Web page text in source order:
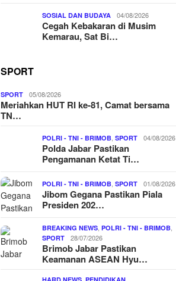
SOSIAL DAN BUDAYA 04/08/2026
Cegah Kebakaran di Musim
Kemarau, Sat Bi…
SPORT
SPORT 05/08/2026
Meriahkan HUT RI ke-81, Camat bersama
TN…
POLRI - TNI - BRIMOB ,SPORT 04/08/2026
Polda Jabar Pastikan
Pengamanan Ketat Ti…
POLRI - TNI - BRIMOB ,SPORT 01/08/2026
Jibom Gegana Pastikan Piala
Presiden 202…
BREAKING NEWS ,POLRI - TNI - BRIMOB
SPORT 28/07/2026
Brimob Jabar Pastikan
Keamanan ASEAN Hyu…